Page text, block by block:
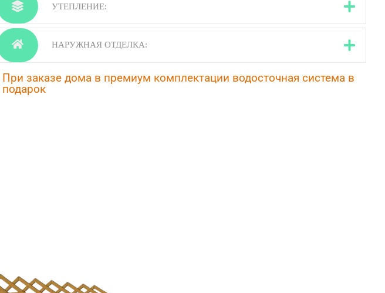
УТЕПЛЕНИЕ:
НАРУЖНАЯ ОТДЕЛКА:
При заказе дома в премиум комплектации водосточная система в
подарок